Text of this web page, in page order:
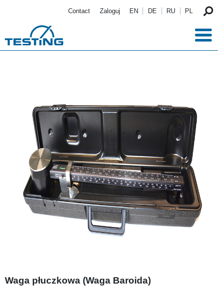
Contact Zaloguj EN DE RU PL
Waga płuczkowa (Waga Baroida)